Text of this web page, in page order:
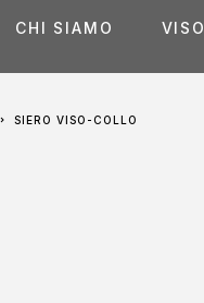
CHI SIAMO VISO
SIERO VISO-COLLO